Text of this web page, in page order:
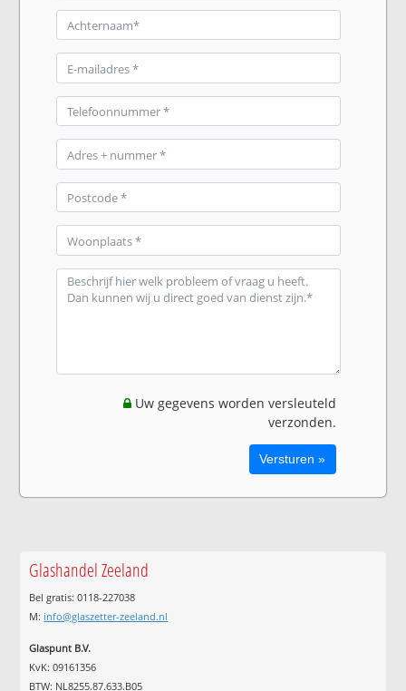
Uw gegevens worden versleuteld
verzonden.
Glashandel Zeeland
Bel gratis: 0118-227038
M: info@glaszetter-zeeland.nl
Glaspunt B.V.
KvK: 09161356
BTW: NL8255.87.633.B05